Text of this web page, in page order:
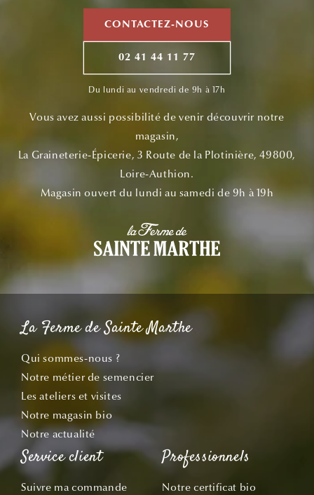
CONTACTEZ-NOUS
02 41 44 11 77
Du lundi au vendredi de 9h à 17h
Vous avez aussi possibilité de venir découvrir notre
magasin,
La Graineterie-Épicerie, 3 Route de la Plotinière, 49800,
Loire-Authion.
Magasin ouvert du lundi au samedi de 9h à 19h
La Ferme de Sainte Marthe
Qui sommes-nous ?
Notre métier de semencier
Les ateliers et visites
Notre magasin bio
Notre actualité
Service client
Suivre ma commande
Professionnels
Notre certificat bio